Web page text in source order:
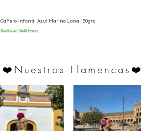
Cañero Infantil Azul Marino Lana 180grs
Recibe en 24/48 Horas
❤️ Nuestras Flamencas ❤️